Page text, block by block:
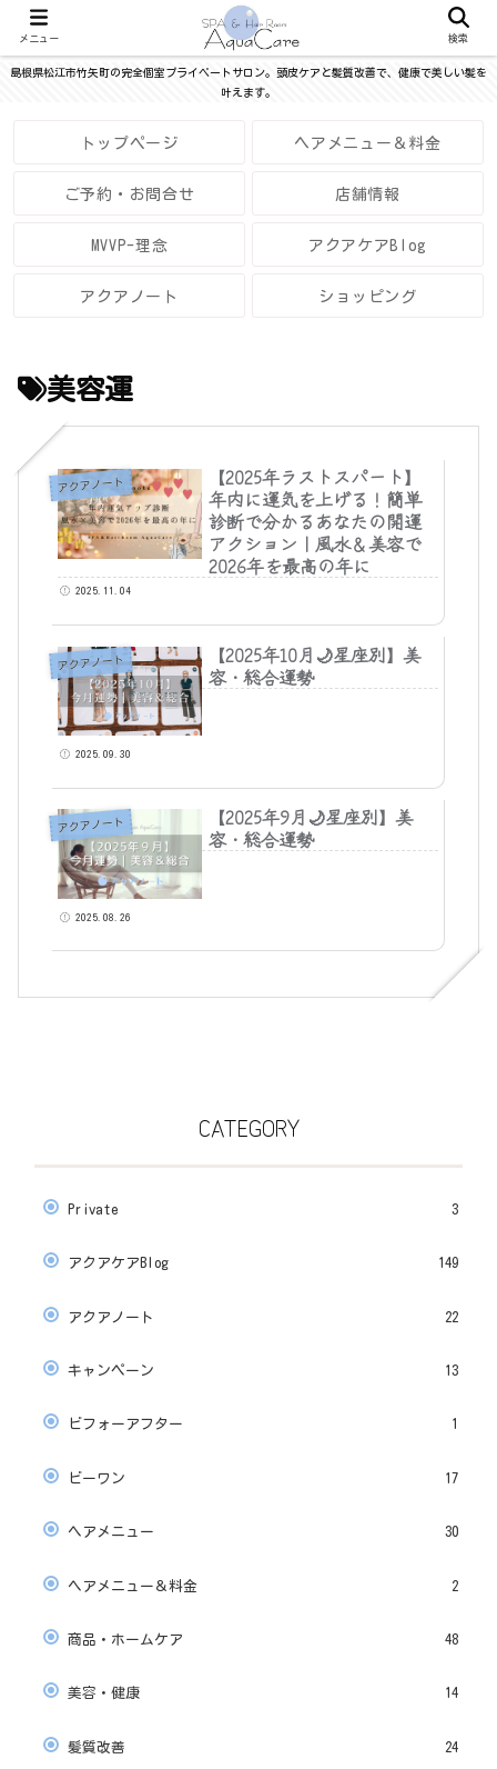
島根県松江市竹矢町の完全個室プライベートサロン。頭皮ケアと髪質改善で、健康で美しい髪を
叶えます。
トップページ ヘアメニュー＆料金
ご予約・お問合せ 店舗情報
MVVP-理念 アクアケアBlog
アクアノート ショッピング
美容運
アクアノート
【2025年ラストスパート】
年内に運気を上げる！簡単
診断で分かるあなたの開運
アクション｜風水＆美容で
2026年を最高の年に
2025.11.04
アクアノート
【2025年10月🌙星座別】美
容・総合運勢
2025.09.30
アクアノート
【2025年9月🌙星座別】美
容・総合運勢
2025.08.26
CATEGORY
Private 3
アクアケアBlog 149
アクアノート 22
キャンペーン 13
ビフォーアフター 1
ビーワン 17
ヘアメニュー 30
ヘアメニュー＆料金 2
商品・ホームケア 48
美容・健康 14
髪質改善 24
メニュー 検索